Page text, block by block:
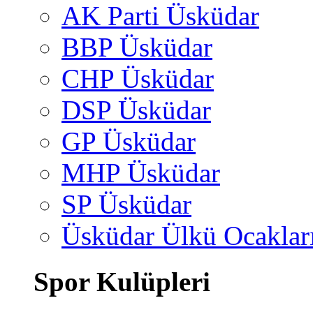
AK Parti Üsküdar
BBP Üsküdar
CHP Üsküdar
DSP Üsküdar
GP Üsküdar
MHP Üsküdar
SP Üsküdar
Üsküdar Ülkü
Spor Kulüpleri